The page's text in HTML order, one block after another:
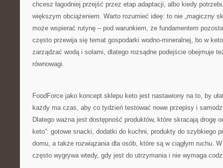
chcesz łagodniej przejść przez etap adaptacji, albo kiedy
większym obciążeniem. Warto rozumieć ideę: to nie „magiczny
może wspierać rutynę – pod warunkiem, że fundamentem
często przewija się temat gospodarki wodno-mineralnej, bo w
zarządzać wodą i solami, dlatego rozsądne podejście obejmuje
równowagi.
FoodForce jako koncept sklepu keto jest nastawiony na to, by
każdy ma czas, aby co tydzień testować nowe przepisy i
Dlatego ważna jest dostępność produktów, które skracają drogę
keto”: gotowe snacki, dodatki do kuchni, produkty do szybkiego
domu, a także rozwiązania dla osób, które są w ciągłym ruchu.
często wygrywa wtedy, gdy jest do utrzymania i nie wymaga